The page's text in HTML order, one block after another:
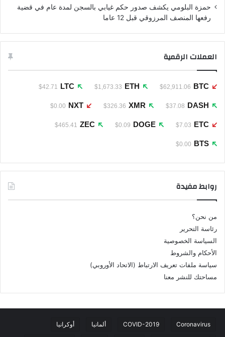
حمزة البلومي يكشف صدور حكم غيابي بالسجن لمدة عام في قضية
رفعها المنصف المرزوقي قبل 12 عاما
العملات الرقمية
BTC
$62,911.06
ETH
$1,673.33
LTC
$42.71
DASH
$37.08
XMR
$326.36
NXT
$0.00
ETC
$7.03
DOGE
$0.09
ZEC
$465.41
BTS
$0.00
روابط مفيدة
من نحن؟
رئاسة التحرير
السياسة الخصوصية
الأحكام والشروط
سياسة ملفات تعريف الارتباط (الاتحاد الأوروبي)
مساحتك للنشر معنا
Coronavirus
COVID-2019 ألمانيا أوكرانيا